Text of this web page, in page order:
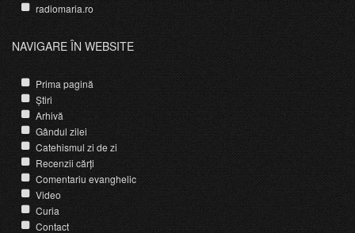
radiomaria.ro
NAVIGARE ÎN WEBSITE
Prima pagină
Știri
Arhivă
Gândul zilei
Catehismul zi de zi
Recenzii cărți
Comentariu evanghelic
Video
Curia
Contact